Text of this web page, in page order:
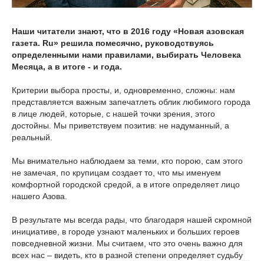
Наши читатели знают, что в 2016 году «Новая азовская
газета. Ru» решила помесячно, руководствуясь
определенными нами правилами, выбирать Человека
Месяца, а в итоге - и года.
Критерии выбора просты, и, одновременно, сложны: нам
представляется важным запечатлеть облик любимого города
в лице людей, которые, с нашей точки зрения, этого
достойны. Мы приветствуем позитив: не надуманный, а
реальный.
Мы внимательно наблюдаем за теми, кто порою, сам этого
не замечая, по крупицам создает то, что мы именуем
комфортной городской средой, а в итоге определяет лицо
нашего Азова.
В результате мы всегда рады, что благодаря нашей скромной
инициативе, в городе узнают маленьких и больших героев
повседневной жизни. Мы считаем, что это очень важно для
всех нас – видеть, кто в разной степени определяет судьбу